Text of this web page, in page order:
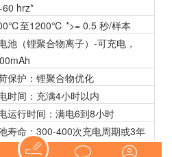
60 hrz*
至1200℃ *>= 0.5 秒/样本
池（锂聚合物离子）-可充电，
保护：锂聚合物优化
时间：充满4小时以内
运行时间：满电6到8小时
寿命：300-400次充电周期或3年
少）